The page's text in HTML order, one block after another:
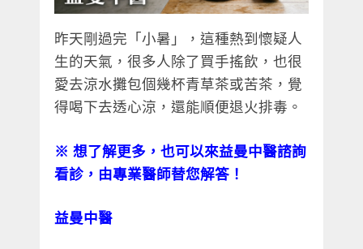
昨天剛過完「小暑」，這種熱到懷疑人
生的天氣，很多人除了買手搖飲，也很
愛去涼水攤包個幾杯青草茶或苦茶，覺
得喝下去透心涼，還能順便退火排毒。
※ 想了解更多，也可以來益曼中醫諮詢
看診，由專業醫師替您解答！
益曼中醫